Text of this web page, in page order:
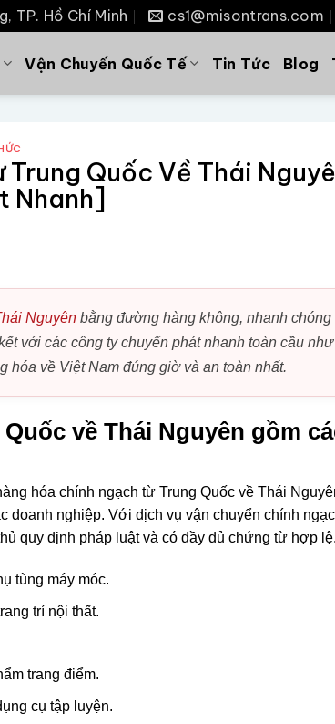
TP. Hồ Chí Minh cs1@misontrans.com
Vận Chuyến Quốc Tế Tin Tức Blog
Trung Quốc Về Thái
Nhanh]
Nguyên bằng đường hàng không, nhanh chóng
với các công ty chuyển phát nhanh toàn cầu như
hóa về Việt Nam đúng giờ và an toàn nhất.
về Thái Nguyên gồm
hóa chính ngạch từ Trung Quốc về Thái
doanh nghiệp. Với dịch vụ vận chuyển chính
quy định pháp luật và có đầy đủ chứng từ hợp lệ.
tùng máy móc.
trí nội thất.
trang điểm.
cụ tập luyện.